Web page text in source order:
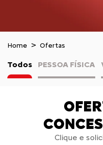
Home Ofertas
Todos PESSOA FÍSICA
Clique e